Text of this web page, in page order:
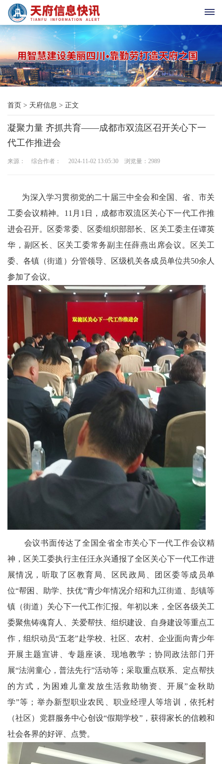
首
页
天
府
老
天
府
技
府
三
农
天
府
信
府
育
天
府
银
讯
关
工
委
消
息
首页 > 天府信息 > 正文
凝聚力量 齐抓共育——成都市双流区召开关心下一
代工作推进会
来源： 综合作者： 2024-11-02 13:05:30 浏览量： 2989
为深入学习贯彻党的二十届三中全会和全国、省、市关
工委会议精神。11月1日，成都市双流区关心下一代工作推
进会召开。区委常委、区委组织部部长、区关工委主任谭英
华，副区长、区关工委常务副主任薛燕出席会议。区关工
委、各镇（街道）分管领导、区级机关各成员单位共50余人
参加了会议。
会议书面传达了全国全省全市关心下一代工作会议精
神，区关工委执行主任汪永兴通报了全区关心下一代工作进
展情况，听取了区教育局、区民政局、团区委等成员单
位“帮困、助学、扶优”青少年情况介绍和九江街道、彭镇等
镇（街道）关心下一代工作汇报。年初以来，全区各级关工
委聚焦铸魂育人、关爱帮扶、组织建设、自身建设等重点工
作，组织动员“五老”赴学校、社区、农村、企业面向青少年
开展主题宣讲、专题座谈、现地教学；协同政法部门开
展“法润童心，普法先行”活动等；采取重点联系、定点帮扶
的方式，为困难儿童发放生活救助物资、开展”金秋助
学”等；举办新型职业农民、职业经理人等培训，依托村
（社区）党群服务中心创设“假期学校”，获得家长的信赖和
社会各界的好评、点赞。